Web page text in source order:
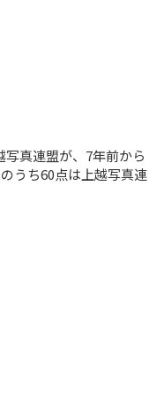
真連盟が、7年前から
うち60点は上越写真連